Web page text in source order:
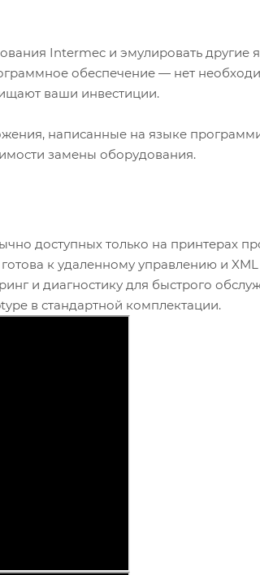
Intermec и эмулировать другие
обеспечение — нет
ваши инвестиции.
написанные на языке
замены оборудования.
доступных только на принтерах
к удаленному управлению и
и диагностику для быстрого
в стандартной комплектации.